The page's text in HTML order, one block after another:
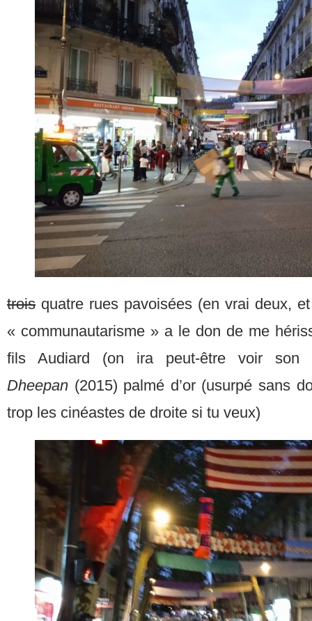
trois quatre rues pavoisées (en vrai deux,
« communautarisme » a le don de me
fils Audiard (on ira peut-être voir son
Dheepan (2015) palmé d’or (usurpé sans
trop les cinéastes de droite si tu veux)